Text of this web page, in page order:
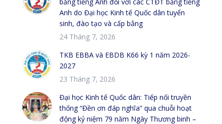
Anh do Đại học Kinh tế Quốc dân tuyển
sinh, đào tạo và cấp bằng
24 Tháng 7, 2026
TKB EBBA và EBDB K66 kỳ 1 năm 2026-
2027
23 Tháng 7, 2026
Đại học Kinh tế Quốc dân: Tiếp nối truyền
thống “Đền ơn đáp nghĩa” qua chuỗi hoạt
động kỷ niệm 79 năm Ngày Thương binh –